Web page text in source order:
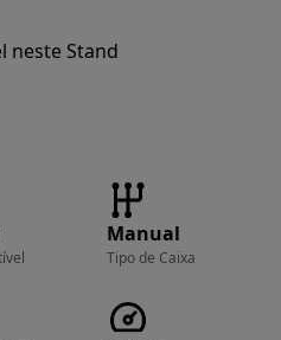
neste Stand
Manual
Tipo de Caixa